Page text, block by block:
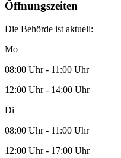
Öffnungszeiten
Die Behörde ist aktuell:
Mo
08:00 Uhr - 11:00 Uhr
12:00 Uhr - 14:00 Uhr
Di
08:00 Uhr - 11:00 Uhr
12:00 Uhr - 17:00 Uhr